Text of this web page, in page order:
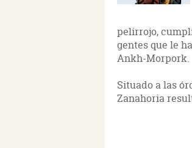
pelirrojo,
gentes que le
Ankh-Morpork.
Situado a las
Zanahoria